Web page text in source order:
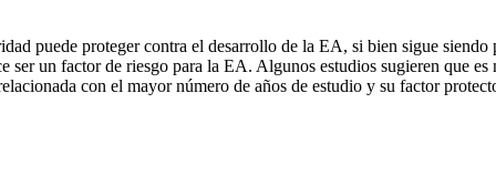
puede proteger contra el desarrollo de la EA, si bien sigue
un factor de riesgo para la EA. Algunos estudios sugieren que es
con el mayor número de años de estudio y su factor